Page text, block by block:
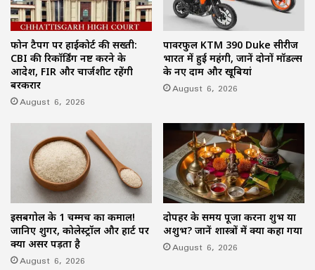
फोन टैपिंग पर हाईकोर्ट की सख्ती:
CBI की रिकॉर्डिंग नष्ट करने के
आदेश, FIR और चार्जशीट रहेंगी
बरकरार
August 6, 2026
पावरफुल KTM 390 Duke सीरीज
भारत में हुई महंगी, जानें दोनों मॉडल्स
के नए दाम और खूबियां
August 6, 2026
इसबगोल के 1 चम्मच का कमाल!
जानिए शुगर, कोलेस्ट्रॉल और हार्ट पर
क्या असर पड़ता है
August 6, 2026
दोपहर के समय पूजा करना शुभ या
अशुभ? जानें शास्त्रों में क्या कहा गया
August 6, 2026